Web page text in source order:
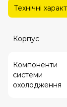
Технічні
Корпус
Компоненти
системи
охолодження